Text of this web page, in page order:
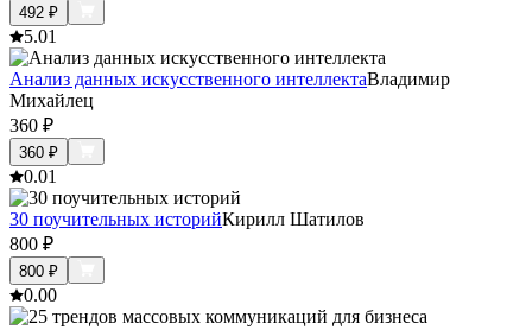
492 ₽
5.01
Анализ данных искусственного интеллектаВладимир
Михайлец
360 ₽
360 ₽
0.01
30 поучительных историйКирилл Шатилов
800 ₽
800 ₽
0.00